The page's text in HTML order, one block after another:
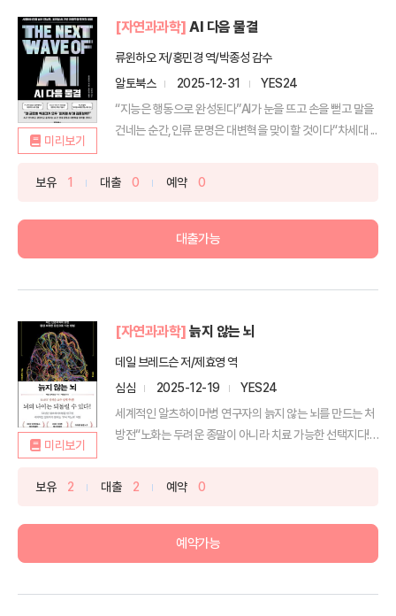
미리보기
[자연과과학] AI 다음 물결
류윈하오 저/홍민경 역/박종성 감수
알토북스
2025-12-31
YES24
“지능은 행동으로 완성된다”AI가 눈을 뜨고 손을 뻗고 말을
건네는 순간,인류 문명은 대변혁을 맞이할 것이다“차세대 ...
보유 1 대출 0 예약 0
대출가능
미리보기
[자연과과학] 늙지 않는 뇌
데일 브레드슨 저/제효영 역
심심
2025-12-19
YES24
세계적인 알츠하이머병 연구자의 늙지 않는 뇌를 만드는 처
방전“노화는 두려운 종말이 아니라 치료 가능한 선택지다!”-
보유 2 대출 2 예약 0
예약가능